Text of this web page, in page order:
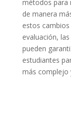
métodos para
de manera
estos
evaluación,
pueden
estudiantes
más complejo